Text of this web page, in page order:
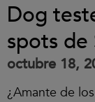
Dog
spots de
octubre 18,
¿Amante de